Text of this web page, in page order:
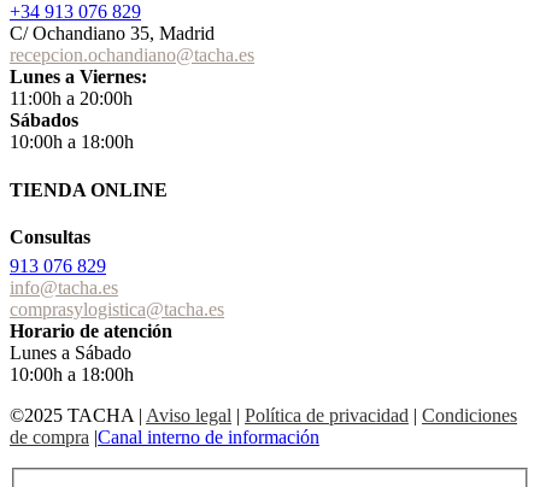
+34 913 076 829
C/ Ochandiano 35, Madrid
recepcion.ochandiano@tacha.es
Lunes a Viernes:
11:00h a 20:00h
Sábados
10:00h a 18:00h
TIENDA ONLINE
Consultas
913 076 829
info@tacha.es
comprasylogistica@tacha.es
Horario de atención
Lunes a Sábado
10:00h a 18:00h
©2025 TACHA | Aviso legal | Política de privacidad | Condiciones
de compra |Canal interno de información